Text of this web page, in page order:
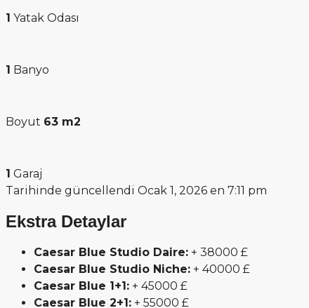
1 Yatak Odası
1 Banyo
Boyut 63 m2
1 Garaj
Tarihinde güncellendi Ocak 1, 2026 en 7:11 pm
Ekstra Detaylar
Caesar Blue Studio Daire: + 38000 £
Caesar Blue Studio Niche: + 40000 £
Caesar Blue 1+1: + 45000 £
Caesar Blue 2+1: + 55000 £